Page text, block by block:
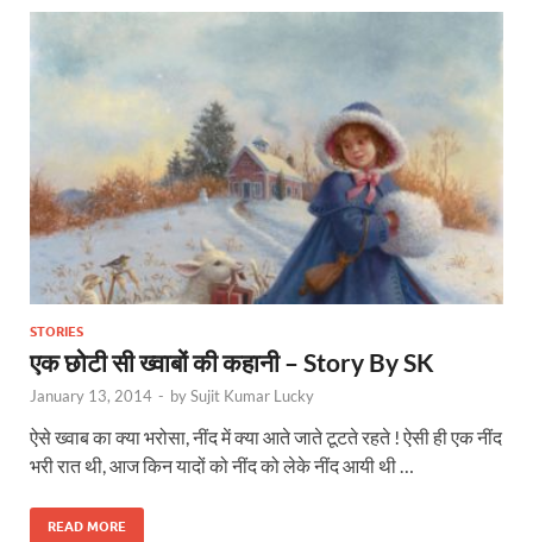
STORIES
एक छोटी सी ख्वाबों की कहानी – Story By SK
January 13, 2014 - bySujit Kumar Lucky
ऐसे ख्वाब का क्या भरोसा, नींद में क्या आते जाते टूटते रहते ! ऐसी ही एक नींद
भरी रात थी, आज किन यादों को नींद को लेके नींद आयी थी …
READ MORE